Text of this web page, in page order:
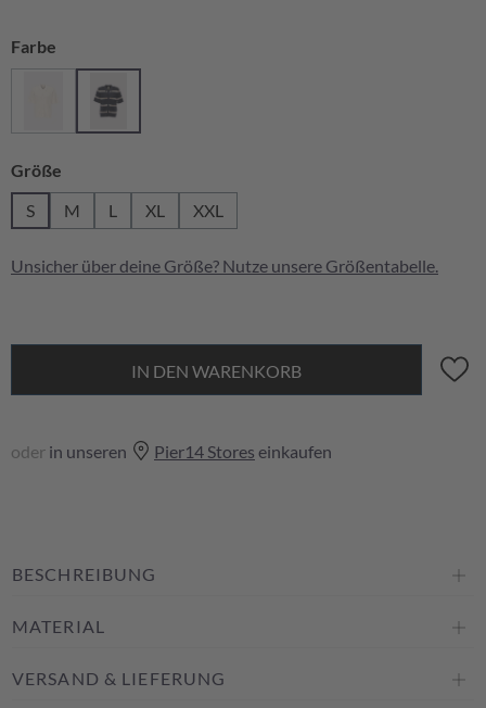
Farbe
(Diese Option ist zurzeit nicht verfügbar.)
Sky captain/sea salt
Größe
S
M L XL XXL
Unsicher über deine Größe? Nutze unsere Größentabelle.
IN DEN WARENKORB
oder in unseren Pier14 Stores einkaufen
BESCHREIBUNG
MATERIAL
VERSAND & LIEFERUNG